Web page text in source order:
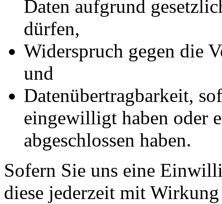
Daten aufgrund
dürfen,
Widerspruch gegen die
und
Datenübertragbarkeit,
eingewilligt haben oder
abgeschlossen haben.
Sofern Sie uns eine
diese jederzeit mit